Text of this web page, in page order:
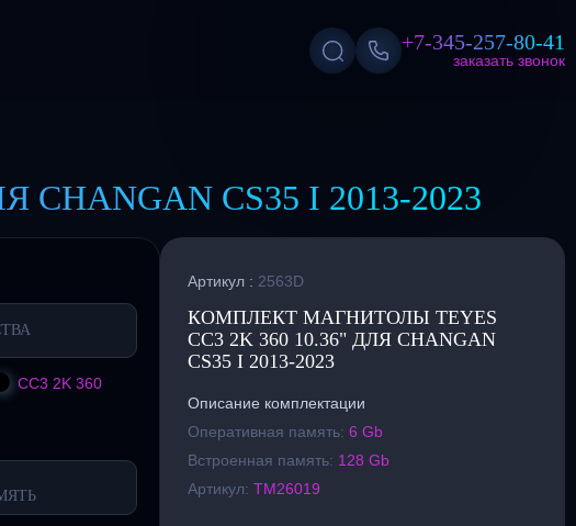
+7-345-257-80-41
заказать звонок
CS35 I 2013-2023
CC3 2K 360
Артикул : 2563D
КОМПЛЕКТ МАГНИТОЛЫ TEYES
CC3 2K 360 10.36" ДЛЯ CHANGAN
CS35 I 2013-2023
Описание комплектации
Оперативная память:6 Gb
Встроенная память: 128 Gb
Артикул:TM26019